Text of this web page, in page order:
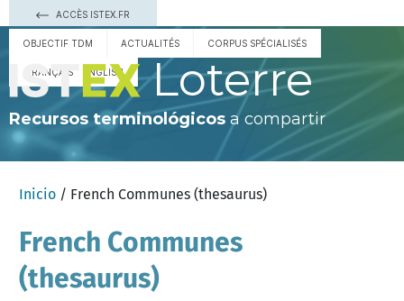
ACCÈS ISTEX.FR
OBJECTIF TDM ACTUALITÉS CORPUS SPÉCIALISÉS
FRANÇAIS ENGLISH Loterre
Recursos terminológicos a compartir
Inicio / French Communes (thesaurus)
French Communes
(thesaurus)